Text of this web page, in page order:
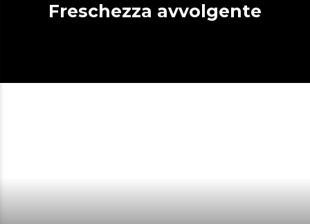
Freschezza avvolgente